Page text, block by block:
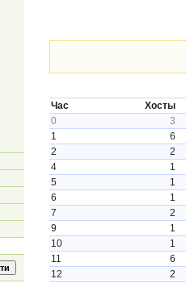
Час
Хосты
0
3
1
6
2
2
4
1
5
1
6
1
7
2
9
1
10
1
11
6
12
2